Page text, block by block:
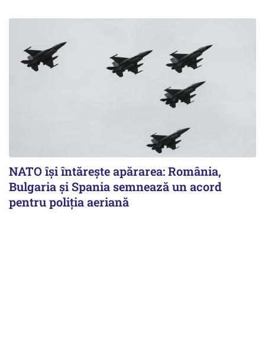
NATO își întărește apărarea: România,
Bulgaria și Spania semnează un acord
pentru poliția aeriană